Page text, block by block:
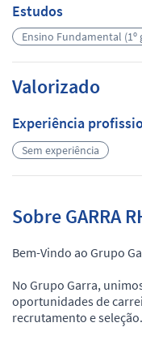
Estudos
Ensino Fundamental (1º
Valorizado
Experiência
Sem experiência
Sobre GARRA
Bem-Vindo ao Grupo
No Grupo Garra,
oportunidades de
recrutamento e seleção.